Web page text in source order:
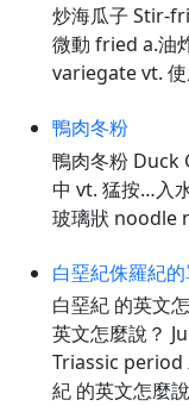
炒海瓜子 Stir-
微動 fried a.油
variegate vt.
鴨肉冬粉
鴨肉冬粉 Duck
中 vt. 猛按…入
玻璃狀 noodle
白堊紀侏羅紀
白堊紀 的英文
英文怎麼說？
Triassic period
紀 的英文怎麼